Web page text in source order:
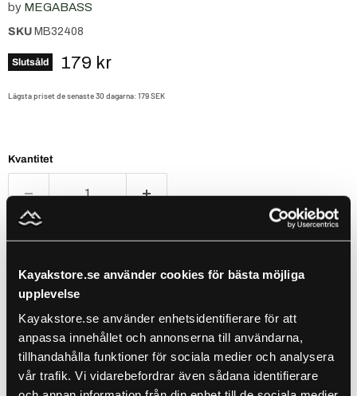
Kayakstore.se använder cookies för bästa möjliga
upplevelse
Kayakstore.se använder enhetsidentifierare för att
anpassa innehållet och annonserna till användarna,
tillhandahålla funktioner för sociala medier och analysera
vår trafik. Vi vidarebefordrar även sådana identifierare
by MEGABASS
SKU MB32408
Slutsåld Nuvarande pris
179 kr
Lägsta priset de senaste 30 dagarna:179 SEK
Kvantitet
Megabass Magdraft är produkten av otaliga timmar av
forskning och utveckling. Detta bete levererar en unik
design och en storfisk-attraktion, allt i ett otroligt
realistiskt paket.
Ett perfekt bete för alla tänkbara situationer, vare sig det är
långsamt eller snabb invevning. Detta är bete klarar allt.